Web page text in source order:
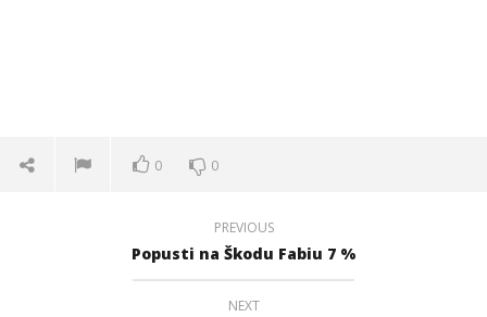
0 0
PREVIOUS
Popusti na Škodu Fabiu 7 %
NEXT